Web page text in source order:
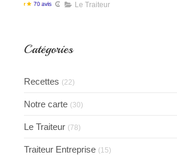
Le Traiteur
Catégories
Recettes (22)
Notre carte (30)
Le Traiteur (78)
Traiteur Entreprise (15)